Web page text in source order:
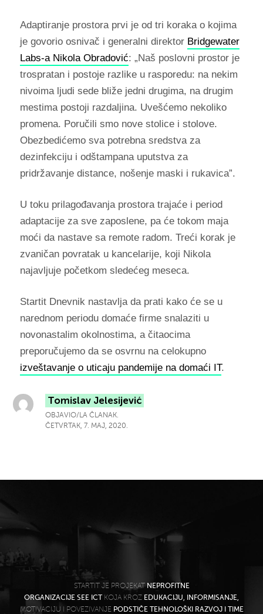
Adaptiranje prostora prvi je od tri koraka o kojima
je govorio osnivač i generalni direktor Bridgewater
Labs-aNikola Obradović: „Naš poslovni prostor je
trospratan i postoje razlike u rasporedu: na nekim
nivoima ljudi sede bliže jedni drugima, na drugim
mestima postoji razdaljina. Uvešćemo nekoliko
promena. Poručili smo nove stolice i stolove.
Obezbedićemo sva potrebna sredstva za
dezinfekciju i odštampana uputstva za
pridržavanje distance, nošenje maski i rukavica”.
U toku prilagođavanja prostora trajaće i period
adaptacije za sve zaposlene, pa će tokom maja
moći da nastave sa remote radom. Treći korak je
zvaničan povratak u kancelarije, koji Nikola
najavljuje početkom sledećeg meseca.
Startit Dnevnik nastavlja da prati kako će se u
narednom periodu domaće firme snalaziti u
novonastalim okolnostima, a čitaocima
preporučujemo da se osvrnu na celokupno
izveštavanje o uticaju pandemije na domaći IT.
Tomislav Jelesijević
OBJAVIO/LA ČLANAK.
ČETVRTAK, 7. MAJ, 2020.
STARTIT JE PROJEKATNEPROFITNE
ORGANIZACIJE SEE ICTKOJA KROZ EDUKACIJU, INFORMISANJE,
MOTIVACIJU I POVEZIVANJE PODSTIČE TEHNOLOŠKI RAZVOJ I TIME